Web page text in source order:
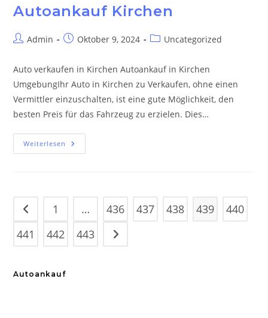
Autoankauf Kirchen
Beitrags-
Admin
BeitragOktober 9, 2024
Beitrags-
Uncategorized
Auto verkaufen in Kirchen Autoankauf in Kirchen
UmgebungIhr Auto in Kirchen zu Verkaufen, ohne einen
Vermittler einzuschalten, ist eine gute Möglichkeit, den
besten Preis für das Fahrzeug zu erzielen. Dies…
Weiterlesen Autoankauf
Kirchen
Gehe zur vorherigen Seite
1 … 436 437 438 439
440
441
442 443 Gehe zur nächsten Seite
Autoankauf